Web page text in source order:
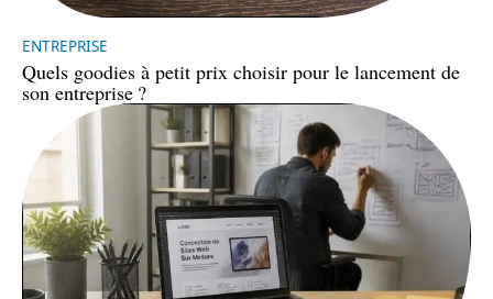
ENTREPRISE
Quels goodies à petit prix choisir pour le lancement de
son entreprise ?